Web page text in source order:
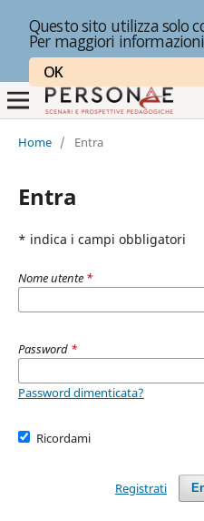
Questo sito utilizza solo
Per maggiori
OK
Home / Entra
Entra
* indica i campi obbligatori
Nome utente *
Password *
Password dimenticata?
Ricordami
Registrati